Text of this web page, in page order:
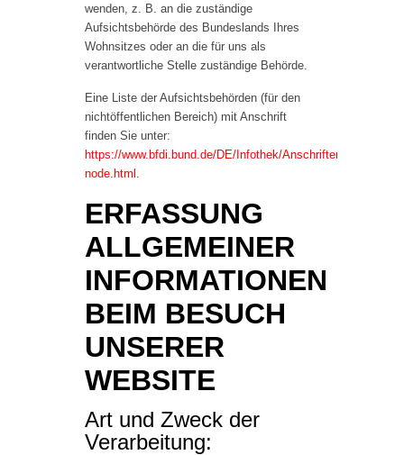
wenden, z. B. an die zuständige
Aufsichtsbehörde des Bundeslands Ihres
Wohnsitzes oder an die für uns als
verantwortliche Stelle zuständige Behörde.
Eine Liste der Aufsichtsbehörden (für den
nichtöffentlichen Bereich) mit Anschrift
finden Sie unter:
https://www.bfdi.bund.de/DE/Infothek/Anschriften_Links/
node.html
ERFASSUNG
ALLGEMEINER
INFORMATIONEN
BEIM BESUCH
UNSERER
WEBSITE
Art und Zweck der
Verarbeitung: